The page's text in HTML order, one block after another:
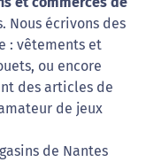
Nous écrivons des
: vêtements et
ou encore
des articles de
de jeux
de Nantes